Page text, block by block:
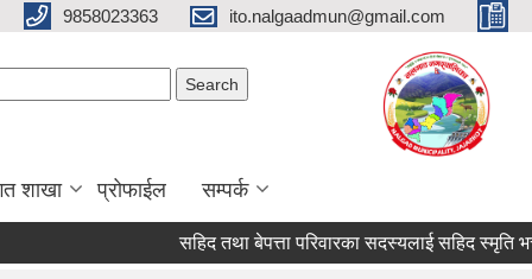
9858023363 ito.nalgaadmun@gmail.com
शाखा प्रोफाईल सम्पर्क
सहिद तथा बेपत्ता परिवारका सदस्यलाई सहिद स्मृति भत्ता